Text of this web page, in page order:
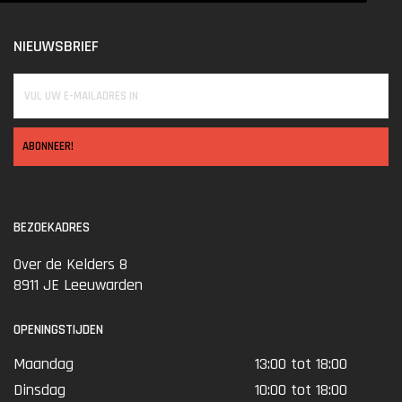
NIEUWSBRIEF
ABONNEER!
BEZOEKADRES
Over de Kelders 8
8911 JE Leeuwarden
OPENINGSTIJDEN
Maandag
13:00 tot 18:00
Dinsdag
10:00 tot 18:00